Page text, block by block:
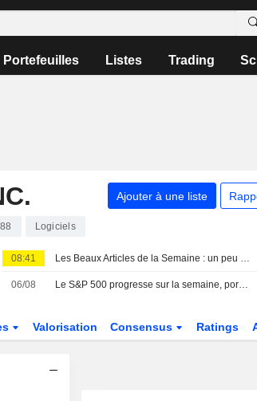
Portefeuilles Listes Trading
Ajouter à une liste
Logiciels
08:41 Les Beaux Articles de la Semaine : un peu de foot, beaucoup d'IA et un soupçon de complotisme
06/08 Le S&P 500 progresse sur la semaine, porté par l'optimisme sur la monétisation de l'IA
Valorisation Consensus Ratings